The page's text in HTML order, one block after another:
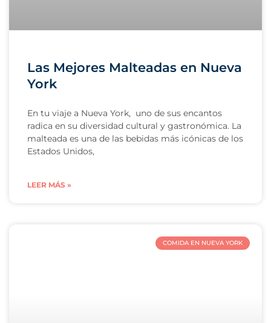
Las Mejores Malteadas en Nueva
York
En tu viaje a Nueva York, uno de sus encantos
radica en su diversidad cultural y gastronómica. La
malteada es una de las bebidas más icónicas de los
Estados Unidos,
LEER MÁS »
COMIDA EN NUEVA YORK